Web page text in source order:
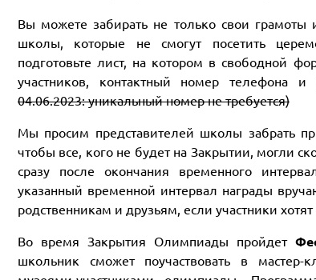
Вы можете забирать не только свои
школы, которые не смогут посетить
подготовьте лист, на котором в свободной
участников, контактный номер телефона и
04.06.2023: уникальный номер не требуется)
Мы просим представителей школы забрать
чтобы все, кого не будет на Закрытии, могли
сразу после окончания временного
указанный временной интервал награды
родственникам и друзьям, если участники хотят
Во время Закрытия Олимпиады пройдет
школьник сможет поучаствовать в мастер-